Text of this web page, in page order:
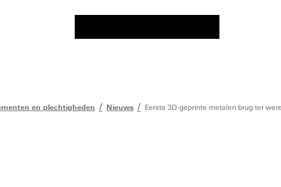
en plechtigheden Nieuws Eerste 3D-geprinte metalen brug ter